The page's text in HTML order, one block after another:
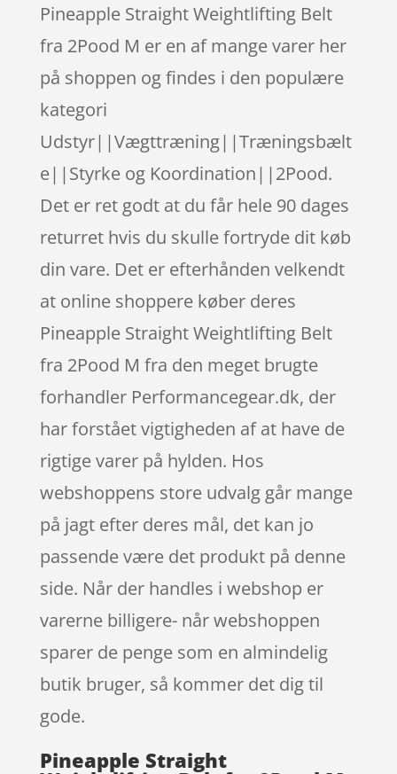
Pineapple Straight Weightlifting Belt
fra 2Pood M er en af mange varer her
på shoppen og findes i den populære
kategori
Udstyr||Vægttræning||Træningsbælt
e||Styrke og Koordination||2Pood.
Det er ret godt at du får hele 90 dages
returret hvis du skulle fortryde dit køb
din vare. Det er efterhånden velkendt
at online shoppere køber deres
Pineapple Straight Weightlifting Belt
fra 2Pood M fra den meget brugte
forhandler Performancegear.dk, der
har forstået vigtigheden af at have de
rigtige varer på hylden. Hos
webshoppens store udvalg går mange
på jagt efter deres mål, det kan jo
passende være det produkt på denne
side. Når der handles i webshop er
varerne billigere- når webshoppen
sparer de penge som en almindelig
butik bruger, så kommer det dig til
gode.
Pineapple Straight